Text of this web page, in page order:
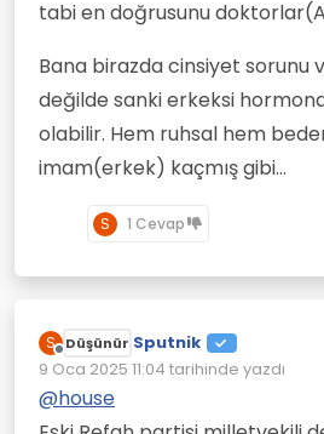
tabi en doğrusunu
Bana birazda cinsiyet sorunu
değilde sanki erkeksi
olabilir. Hem ruhsal hem
imam(erkek) kaçmış gibi...
S 1 Cevap
S
Çevrimdışı
Düşünür Sputnik
9 Oca 2025 11:04 tarihinde yazdı
Son düzenleyen:
@house